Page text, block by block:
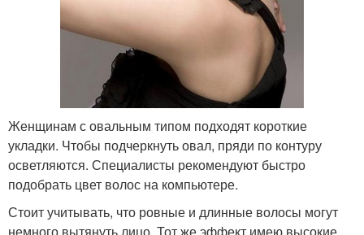
Женщинам с овальным типом подходят короткие
укладки. Чтобы подчеркнуть овал, пряди по контуру
осветляются. Специалисты рекомендуют быстро
подобрать цвет волос на компьютере.
Стоит учитывать, что ровные и длинные волосы могут
немного вытянуть лицо. Тот же эффект имею высокие